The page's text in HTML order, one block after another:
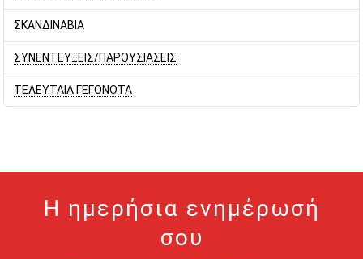
ΣΚΑΝΔΙΝΑΒΙΑ
ΣΥΝΕΝΤΕΥΞΕΙΣ/ΠΑΡΟΥΣΙΑΣΕΙΣ
ΤΕΛΕΥΤΑΙΑ ΓΕΓΟΝΟΤΑ
Η ημερήσια ενημέρωσή
σου